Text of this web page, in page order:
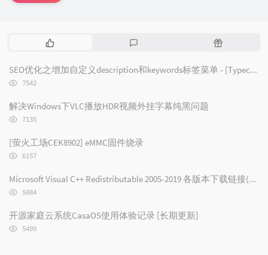
热
文
评
随
文
SEO优化之增加自定义description和keywords标签菜单 - [Typecho/Handsome]
浏
次
数:
7542
解决Windows下VLC播放HDR视频外挂字幕纯黑问题
浏
次
数:
7135
[萤火工场CEK8902] eMMC固件烧录
浏
6157
Microsoft Visual C++ Redistributable 2005-2019 各版本下载链接(2019/2017/2015/2013/2012/2010/2008/2005)
浏
次
数:
5884
开源家庭云系统CasaOS使用体验记录 [长期更新]
浏
5499